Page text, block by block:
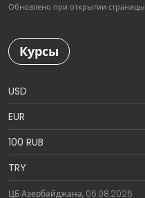
Обновлено при открытии страницы
Курсы
USD
EUR
100 RUB
TRY
ЦБ Азербайджана, 06.08.2026